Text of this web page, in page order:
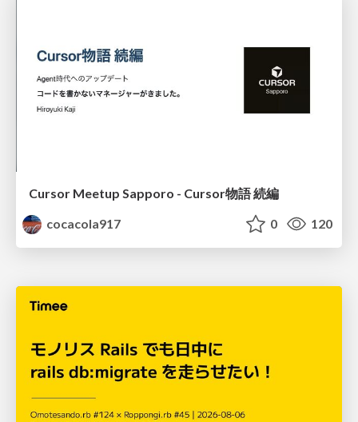
Cursor Meetup Sapporo - Cursor物語 続編
cocacola917
0 120